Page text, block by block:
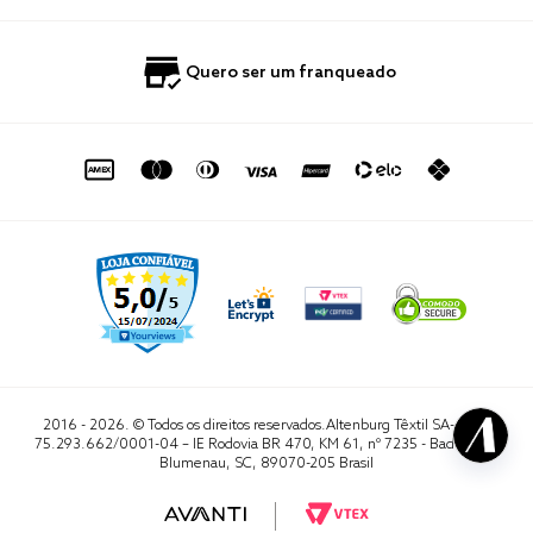
Política de Privacidade
0800 729 1588
sac@altenburg.com.br
Quero ser um franqueado
2016 - 2026. © Todos os direitos reservados.Altenburg Têxtil SA- CNPJ
75.293.662/0001-04 – IE Rodovia BR 470, KM 61, nº 7235 - Badenfurt,
Blumenau, SC, 89070-205 Brasil